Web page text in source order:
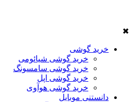
✖
خرید گوشی
خرید گوشی شیائومی
خرید گوشی سامسونگ
خرید گوشی اپل
خرید گوشی هوآوی
دانستنی موبایل